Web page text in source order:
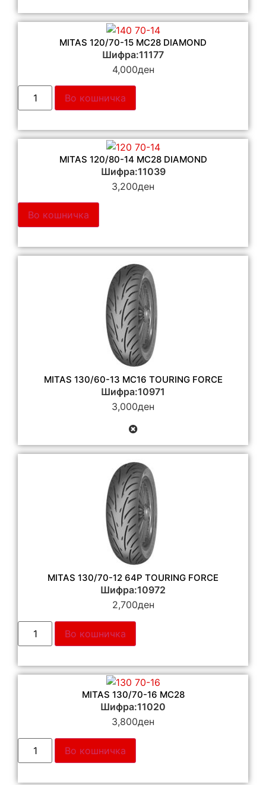
MITAS 120/70-15 MC28 DIAMOND
Шифра:11177
4,000ден
Во кошничка
MITAS 120/80-14 MC28 DIAMOND
Шифра:11039
3,200ден
Во кошничка
MITAS 130/60-13 MC16 TOURING FORCE
Шифра:10971
3,000ден
MITAS 130/70-12 64P TOURING FORCE
Шифра:10972
2,700ден
Во кошничка
MITAS 130/70-16 MC28
Шифра:11020
3,800ден
Во кошничка